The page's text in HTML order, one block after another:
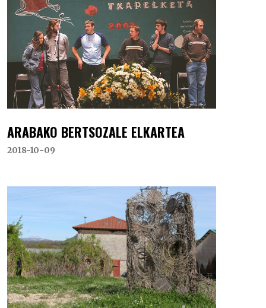
ARABAKO BERTSOZALE ELKARTEA
2018-10-09